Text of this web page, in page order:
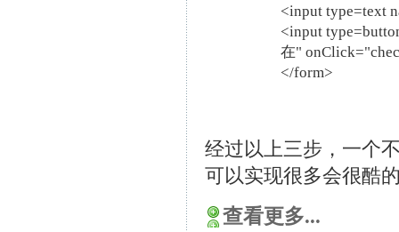
<input type=text
<input
在"
</form>
经过以上三步，一个
可以实现很多会很酷
查看更多...